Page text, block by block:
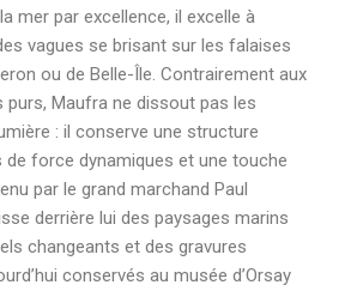
mer par excellence, il excelle à
vagues se brisant sur les falaises
ou de Belle-Île. Contrairement aux
Maufra ne dissout pas les
: il conserve une structure
de force dynamiques et une touche
par le grand marchand Paul
derrière lui des paysages marins
changeants et des gravures
conservés au musée d’Orsay